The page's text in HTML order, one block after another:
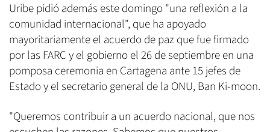
Uribe pidió además este domingo "una reflexión a la
comunidad internacional", que ha apoyado
mayoritariamente el acuerdo de paz que fue firmado
por las FARC y el gobierno el 26 de septiembre en una
pomposa ceremonia en Cartagena ante 15 jefes de
Estado y el secretario general de la ONU, Ban Ki-moon.
"Queremos contribuir a un acuerdo nacional, que nos